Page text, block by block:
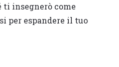
ti insegnerò come
per espandere il tuo